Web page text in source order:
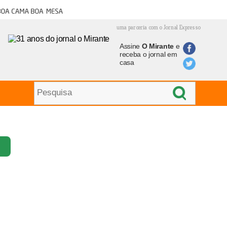
cama boa mesa
uma parceria com o Jornal Expresso
Assine O Mirantee
receba o jornal em
casa